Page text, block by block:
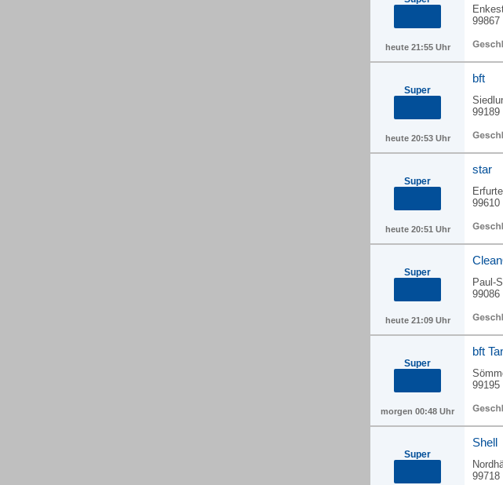
heute 21:55 Uhr
99867
Super
heute 20:53 Uhr
bft
99189
Super
heute 20:51 Uhr
star
99610
Super
heute 21:09 Uhr
Paul-
99086
Super
morgen 00:48 Uhr
bft
Super
Shell
99718